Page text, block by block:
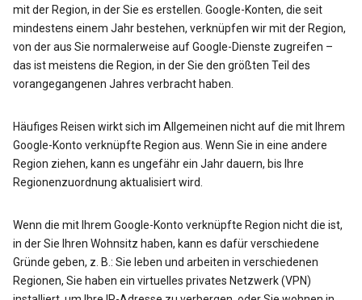
mit der Region, in der Sie es erstellen. Google-Konten, die seit
mindestens einem Jahr bestehen, verknüpfen wir mit der Region,
von der aus Sie normalerweise auf Google-Dienste zugreifen –
das ist meistens die Region, in der Sie den größten Teil des
vorangegangenen Jahres verbracht haben.
Häufiges Reisen wirkt sich im Allgemeinen nicht auf die mit Ihrem
Google-Konto verknüpfte Region aus. Wenn Sie in eine andere
Region ziehen, kann es ungefähr ein Jahr dauern, bis Ihre
Regionenzuordnung aktualisiert wird.
Wenn die mit Ihrem Google-Konto verknüpfte Region nicht die ist,
in der Sie Ihren Wohnsitz haben, kann es dafür verschiedene
Gründe geben, z. B.: Sie leben und arbeiten in verschiedenen
Regionen, Sie haben ein virtuelles privates Netzwerk (VPN)